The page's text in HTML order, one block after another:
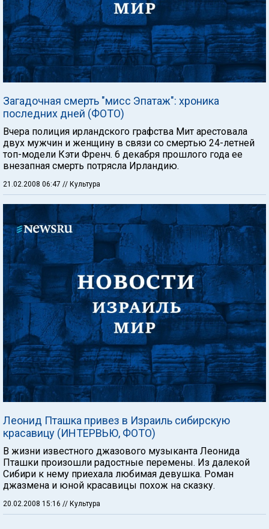
Загадочная смерть "мисс Эпатаж": хроника
последних дней (ФОТО)
Вчера полиция ирландского графства Мит арестовала
двух мужчин и женщину в связи со смертью 24-летней
топ-модели Кэти Френч. 6 декабря прошлого года ее
внезапная смерть потрясла Ирландию.
21.02.2008 06:47 // Культура
Леонид Пташка привез в Израиль сибирскую
красавицу (ИНТЕРВЬЮ, ФОТО)
В жизни известного джазового музыканта Леонида
Пташки произошли радостные перемены. Из далекой
Сибири к нему приехала любимая девушка. Роман
джазмена и юной красавицы похож на сказку.
20.02.2008 15:16 // Культура